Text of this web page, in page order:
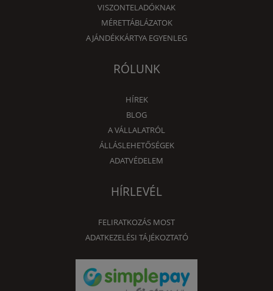
VISZONTELADÓKNAK
MÉRETTÁBLÁZATOK
AJÁNDÉKKÁRTYA EGYENLEG
RÓLUNK
HÍREK
BLOG
A VÁLLALATRÓL
ÁLLÁSLEHETŐSÉGEK
ADATVÉDELEM
HÍRLEVÉL
FELIRATKOZÁS MOST
ADATKEZELÉSI TÁJÉKOZTATÓ